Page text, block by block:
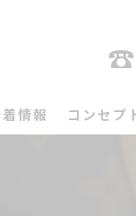
情報 コンセプ